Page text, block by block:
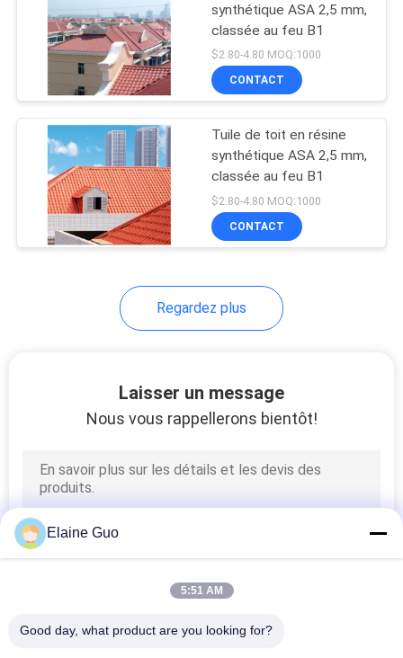
Feuilles jumelles de
toiture de mur
Feuille à plat de
Panneau de mur de
PVC
synthétique ASA 2,5 mm,
classée au feu B1
$2.80-4.80 MOQ:1000
CONTACT
Tuile de toit en résine
synthétique ASA 2,5 mm,
classée au feu B1
$2.80-4.80 MOQ:1000
CONTACT
Regardez plus
Laisser un message
Nous vous rappellerons bientôt!
Elaine Guo
5:51 AM
Good day, what product are you looking for?